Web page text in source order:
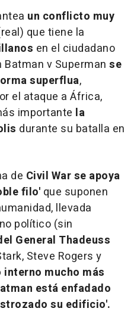
un conflicto muy
que tiene la
en el ciudadano
Batman v Superman se
superflua,
el ataque a África,
importante la
durante su batalla en
de Civil War se apoya
filo' que suponen
llevada
político (sin
General Thadeuss
Steve Rogers y
mucho más
está enfadado
su edificio'.